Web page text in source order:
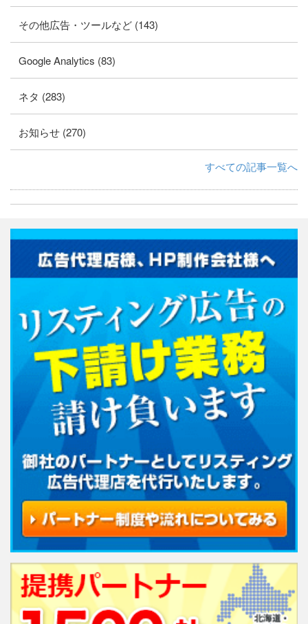
その他広告・ツールなど (143)
Google Analytics (83)
ネタ (283)
お知らせ (270)
すべての記事一覧へ